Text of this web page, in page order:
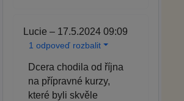
Lucie – 17.5.2024 09:09
1 odpoveď rozbalit
Dcera chodila od října
na přípravné kurzy,
které byli skvěle